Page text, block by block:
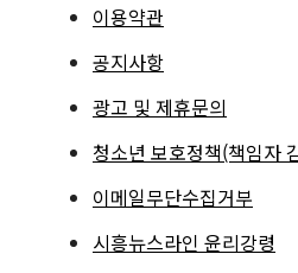
이용약관
공지사항
광고 및 제휴문의
청소년 보호정책(책임자
이메일무단수집거부
시흥뉴스라인 윤리강령